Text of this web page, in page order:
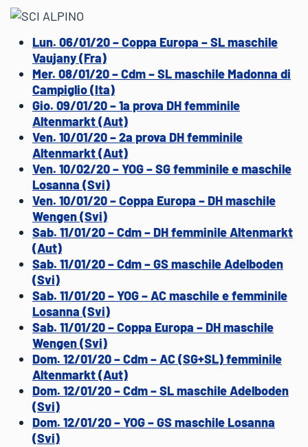
Lun. 06/01/20 – Coppa Europa – SL maschile
Vaujany (Fra)
Mer. 08/01/20 – Cdm – SL maschile Madonna di
Campiglio (Ita)
Gio. 09/01/20 – 1a prova DH femminile
Altenmarkt (Aut)
Ven. 10/01/20 – 2a prova DH femminile
Altenmarkt (Aut)
Ven. 10/02/20 – YOG – SG femminile e maschile
Losanna (Svi)
Ven. 10/01/20 – Coppa Europa – DH maschile
Wengen (Svi)
Sab. 11/01/20 – Cdm – DH femminile Altenmarkt
(Aut)
Sab. 11/01/20 – Cdm – GS maschile Adelboden
(Svi)
Sab. 11/01/20 – YOG – AC maschile e femminile
Losanna (Svi)
Sab. 11/01/20 – Coppa Europa – DH maschile
Wengen (Svi)
Dom. 12/01/20 – Cdm – AC (SG+SL) femminile
Altenmarkt (Aut)
Dom. 12/01/20 – Cdm – SL maschile Adelboden
(Svi)
Dom. 12/01/20 – YOG – GS maschile Losanna
(Svi)